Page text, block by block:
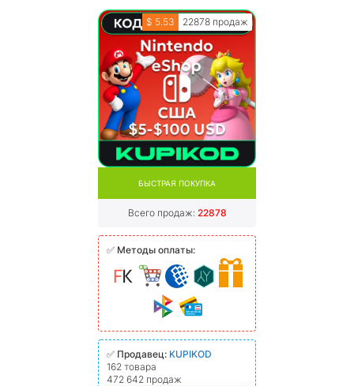
$ 5.53 22878 продаж
БЫСТРАЯ ПОКУПКА
Всего продаж: 22878
✅ Методы оплаты:
✅ Продавец: KUPIKOD
162 товара
472 642 продаж